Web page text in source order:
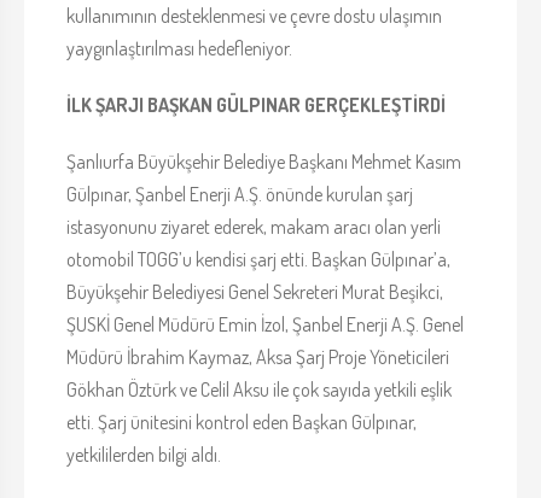
kullanımının desteklenmesi ve çevre dostu ulaşımın
yaygınlaştırılması hedefleniyor.
İLK ŞARJI BAŞKAN GÜLPINAR GERÇEKLEŞTİRDİ
Şanlıurfa Büyükşehir Belediye Başkanı Mehmet Kasım
Gülpınar, Şanbel Enerji A.Ş. önünde kurulan şarj
istasyonunu ziyaret ederek, makam aracı olan yerli
otomobil TOGG’u kendisi şarj etti. Başkan Gülpınar’a,
Büyükşehir Belediyesi Genel Sekreteri Murat Beşikci,
ŞUSKİ Genel Müdürü Emin İzol, Şanbel Enerji A.Ş. Genel
Müdürü İbrahim Kaymaz, Aksa Şarj Proje Yöneticileri
Gökhan Öztürk ve Celil Aksu ile çok sayıda yetkili eşlik
etti. Şarj ünitesini kontrol eden Başkan Gülpınar,
yetkililerden bilgi aldı.